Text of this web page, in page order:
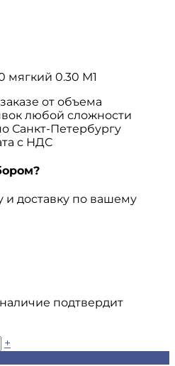
от объема
любой сложности
Санкт-Петербургу
с НДС
и доставку по вашему
подтвердит
+